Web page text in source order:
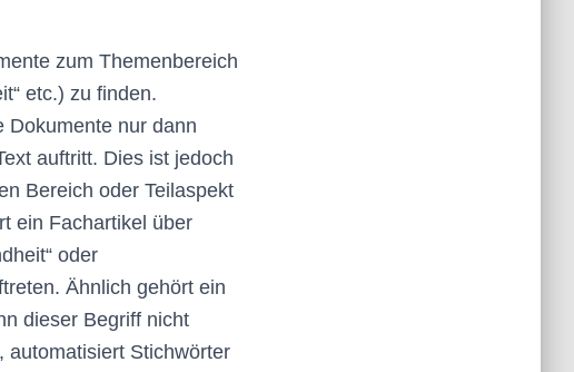
zum Themenbereich
etc.) zu finden.
Dokumente nur dann
auftritt. Dies ist jedoch
Bereich oder Teilaspekt
ein Fachartikel über
oder
Ähnlich gehört ein
dieser Begriff nicht
automatisiert Stichwörter